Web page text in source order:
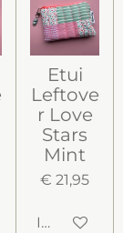
Etui
Leftove
r Love
Stars
Mint
€ 21,95
In